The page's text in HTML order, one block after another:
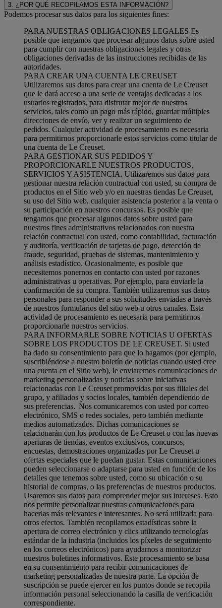
3. ¿POR QUÉ RECOPILAMOS ESTA INFORMACIÓN?
Podemos procesar sus datos para los siguientes fines:
PARA NUESTRAS OBLIGACIONES LEGALES Es
posible que tengamos que procesar algunos datos sobre usted
para cumplir con nuestras obligaciones legales y otras
obligaciones derivadas de las instrucciones recibidas de las
autoridades.
PARA CREAR UNA CUENTA LE CREUSET
Utilizaremos sus datos para crear una cuenta de Le Creuset
que le dará acceso a una serie de ventajas dedicadas a los
usuarios registrados, para disfrutar mejor de nuestros
servicios, tales como un pago más rápido, guardar múltiples
direcciones de envío, ver y realizar un seguimiento de
pedidos. Cualquier actividad de procesamiento es necesaria
para permitirnos proporcionarle estos servicios como titular de
una cuenta de Le Creuset.
PARA GESTIONAR SUS PEDIDOS Y
PROPORCIONARLE NUESTROS PRODUCTOS,
SERVICIOS Y ASISTENCIA. Utilizaremos sus datos para
gestionar nuestra relación contractual con usted, su compra de
productos en el Sitio web y/o en nuestras tiendas Le Creuset,
su uso del Sitio web, cualquier asistencia posterior a la venta o
su participación en nuestros concursos. Es posible que
tengamos que procesar algunos datos sobre usted para
nuestros fines administrativos relacionados con nuestra
relación contractual con usted, como contabilidad, facturación
y auditoría, verificación de tarjetas de pago, detección de
fraude, seguridad, pruebas de sistemas, mantenimiento y
análisis estadístico. Ocasionalmente, es posible que
necesitemos ponernos en contacto con usted por razones
administrativas u operativas. Por ejemplo, para enviarle la
confirmación de su compra. También utilizaremos sus datos
personales para responder a sus solicitudes enviadas a través
de nuestros formularios del sitio web u otros canales. Esta
actividad de procesamiento es necesaria para permitirnos
proporcionarle nuestros servicios.
PARA INFORMARLE SOBRE NOTICIAS U OFERTAS
SOBRE LOS PRODUCTOS DE LE CREUSET. Si usted
ha dado su consentimiento para que lo hagamos (por ejemplo,
suscribiéndose a nuestro boletín de noticias cuando usted cree
una cuenta en el Sitio web), le enviaremos comunicaciones de
marketing personalizadas y noticias sobre iniciativas
relacionadas con Le Creuset promovidas por sus filiales del
grupo, y afiliados y socios locales, también dependiendo de
sus preferencias. Nos comunicaremos con usted por correo
electrónico, SMS o redes sociales, pero también mediante
medios automatizados. Dichas comunicaciones se
relacionarán con los productos de Le Creuset o con las nuevas
aperturas de tiendas, eventos exclusivos, concursos,
encuestas, demostraciones organizadas por Le Creuset u
ofertas especiales que le puedan gustar. Estas comunicaciones
pueden seleccionarse o adaptarse para usted en función de los
detalles que tenemos sobre usted, como su ubicación o su
historial de compras, o las preferencias de nuestros productos.
Usaremos sus datos para comprender mejor sus intereses. Esto
nos permite personalizar nuestras comunicaciones para
hacerlas más relevantes e interesantes. No será utilizada para
otros efectos. También recopilamos estadísticas sobre la
apertura de correo electrónico y clics utilizando tecnologías
estándar de la industria (incluidos los píxeles de seguimiento
en los correos electrónicos) para ayudarnos a monitorizar
nuestros boletines informativos. Este procesamiento se basa
en su consentimiento para recibir comunicaciones de
marketing personalizadas de nuestra parte. La opción de
suscripción se puede ejercer en los puntos donde se recopila
información personal seleccionando la casilla de verificación
correspondiente.